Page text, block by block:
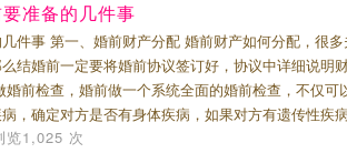
准备的几件事
件事 第一、婚前财产分配 婚前财产如何分配，很
结婚前一定要将婚前协议签订好，协议中详细说明
前检查，婚前做一个系统全面的婚前检查，不仅可
，确定对方是否有身体疾病，如果对方有遗传性疾
1,025 次